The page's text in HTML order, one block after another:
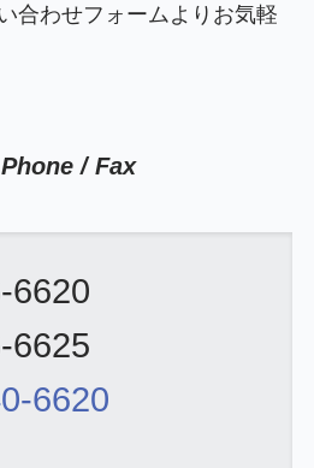
合わせフォームよりお気軽
Phone / Fax
6620
6625
6620